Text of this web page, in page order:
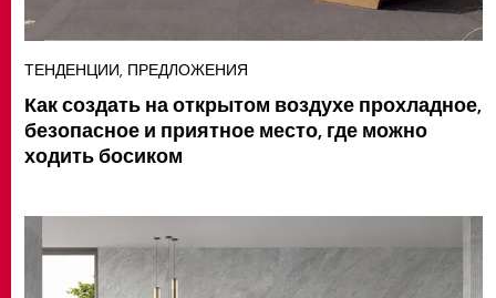
ТЕНДЕНЦИИ, ПРЕДЛОЖЕНИЯ
Как создать на открытом воздухе прохладное,
безопасное и приятное место, где можно
ходить босиком